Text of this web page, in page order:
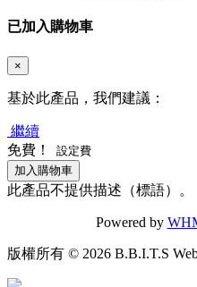
已加入購物車
×
基於此產品，我們建議：
繼續
免費！
設定費
加入購物車
此產品不提供描述（標語）。
Powered by
版權所有 © 2026 B.B.I.T.S